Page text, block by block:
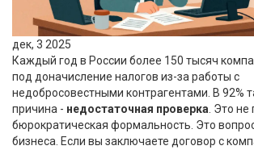
дек, 3 2025
Каждый год в России более 150 тысяч
под доначисление налогов из-за работы с
недобросовестными контрагентами. В 92%
причина - недостаточная проверка . Это не
бюрократическая формальность. Это
бизнеса. Если вы заключаете договор с